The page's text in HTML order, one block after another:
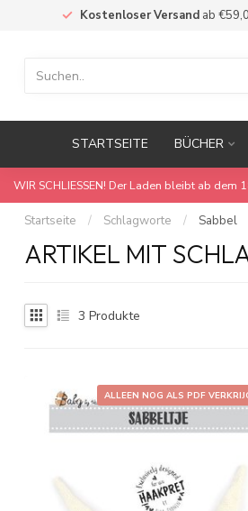
Kostenloser Versand ab
STARTSEITE BÜCHER
WIR SCHLIESSEN! Der Laden bleibt ab
Startseite / Schlagworte / Sabbel
ARTIKEL MIT
3 Produkte
ALLEEN NOG ALS PDF